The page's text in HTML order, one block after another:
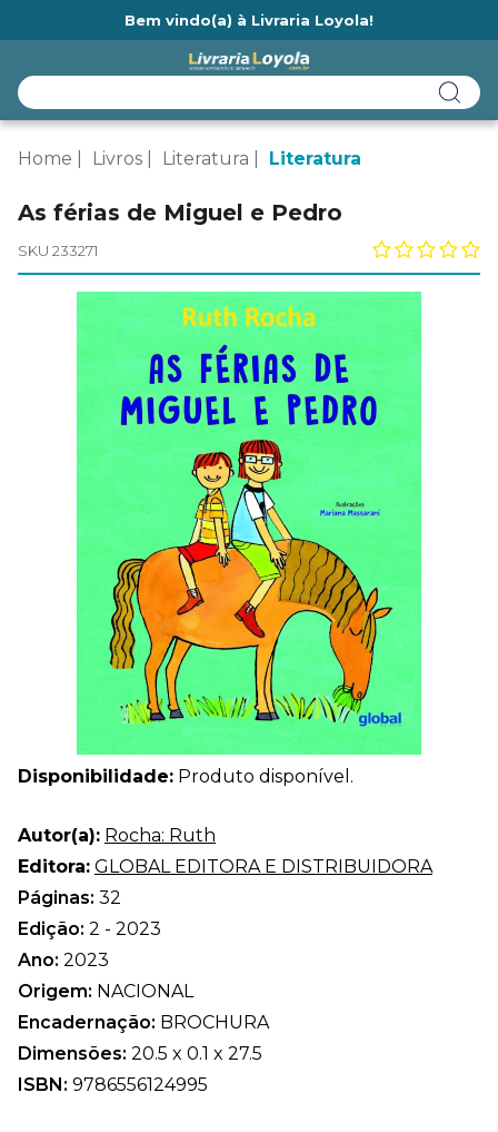
Bem vindo(a) à Livraria Loyola!
Home Livros Literatura Literatura
As férias de Miguel e Pedro
SKU 233271
Disponibilidade: Produto disponível.
Autor(a): Rocha: Ruth
Editora: GLOBAL EDITORA E DISTRIBUIDORA
Páginas: 32
Edição: 2 - 2023
Ano: 2023
Origem: NACIONAL
Encadernação: BROCHURA
Dimensões: 20.5 x 0.1 x 27.5
ISBN: 9786556124995